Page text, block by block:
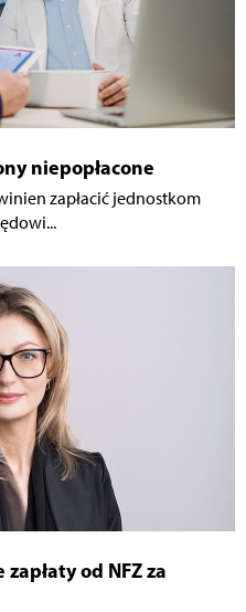
niepopłacone
zapłacić jednostkom
od NFZ za